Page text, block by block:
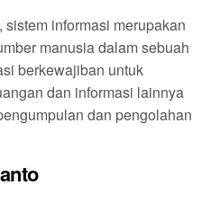
informasi merupakan
manusia dalam sebuah
berkewajiban untuk
dan informasi lainnya
dan pengolahan